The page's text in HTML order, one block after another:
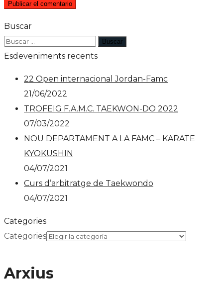
Buscar
Esdeveniments recents
22 Open internacional Jordan-Famc
21/06/2022
TROFEIG F.A.M.C. TAEKWON-DO 2022
07/03/2022
NOU DEPARTAMENT A LA FAMC – KARATE
KYOKUSHIN
04/07/2021
Curs d’arbitratge de Taekwondo
04/07/2021
Categories
Categories
Arxius